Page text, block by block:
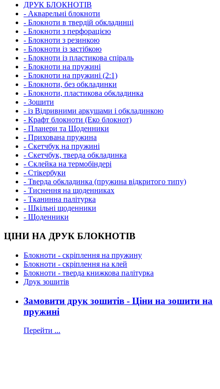
ДРУК БЛОКНОТІВ
- Акварельні блокноти
- Блокноти в твердій обкладинці
- Блокноти з перфорацією
- Блокноти з резинкою
- Блокноти із застібкою
- Блокноти із пластикова спіраль
- Блокноти на пружині
- Блокноти на пружині (2:1)
- Блокноти, без обкладинки
- Блокноти, пластикова обкладинка
- Зошити
- із Відривними аркушами і обкладинкою
- Крафт блокноти (Еко блокнот)
- Планери та Щоденники
- Прихована пружина
- Скетчбук на пружині
- Скетчбук, тверда обкладинка
- Склейка на термобіндері
- Стікербуки
- Тверда обкладинка (пружина відкритого типу)
- Тиснення на щоденниках
- Тканинна палітурка
- Шкільні щоденники
- Щоденники
ЦІНИ НА ДРУК БЛОКНОТІВ
Блокноти - скріплення на пружину
Блокноти - скріплення на клей
Блокноти - тверда книжкова палітурка
Друк зошитів
Замовити друк зошитів - Ціни на зошити на
пружині
Перейти ...